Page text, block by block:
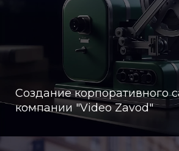
Создание корпоративного
компании "Video Zavod"